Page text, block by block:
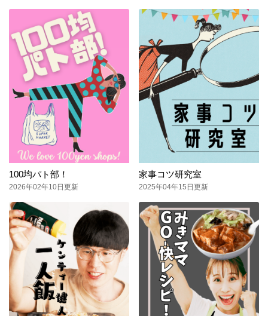
100均パト部！
2026年02年10日更新
家事コツ研究室
2025年04年15日更新